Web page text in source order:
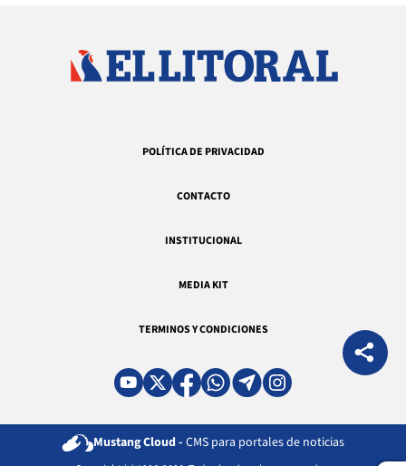
POLÍTICA DE PRIVACIDAD
CONTACTO
INSTITUCIONAL
MEDIA KIT
TERMINOS Y CONDICIONES
Mustang Cloud - CMS para portales de noticias